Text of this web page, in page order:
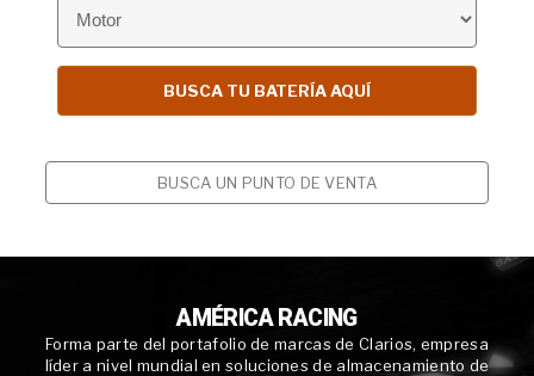
BUSCA UN PUNTO DE VENTA
AMÉRICA RACING
Forma parte del portafolio de marcas de Clarios, empresa
líder a nivel mundial en soluciones de almacenamiento de